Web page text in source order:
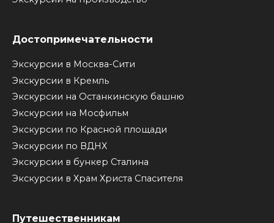
Достопримечательности
Экскурсии в Москва-Сити
Экскурсии в Кремль
Экскурсии на Останкинскую башню
Экскурсии на Мосфильм
Экскурсии по Красной площади
Экскурсии по ВДНХ
Экскурсии в бункер Сталина
Экскурсии в Храм Христа Спасителя
Путешественникам